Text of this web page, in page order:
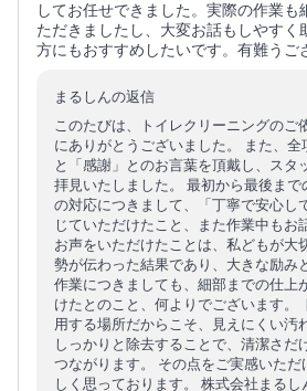
してお任せできました。実際の作業も
ただきましたし、大変お話もしやすく
方にもおすすめしたいです。有難うご
まるしんの返信
このたびは、トイレクリーニングのご
にありがとうございました。 また、全
と「感謝」とのお言葉を頂戴し、スタ
拝見いたしました。 最初から最後ま
の対応につきまして、「丁寧で安心し
じていただけたこと、また作業中もお
お声をいただけたことは、私どもが大
勢が伝わった結果であり、大きな励み
作業につきましても、細部までの仕上
けたとのこと、何よりでございます。
用する場所だからこそ、見えにくい汚
しっかりと除去することで、清潔さだ
つながります。 その点をご実感いた
しく思っております。 株式会社まる